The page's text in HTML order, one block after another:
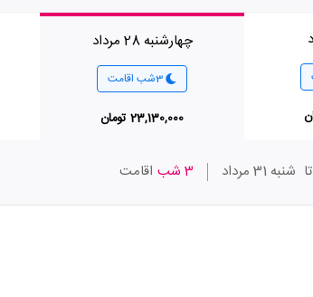
چهارشنبه 28 مرداد
3شب اقامت
23,130,000 تومان
تا شنبه 31 مرداد 3 شب اقامت